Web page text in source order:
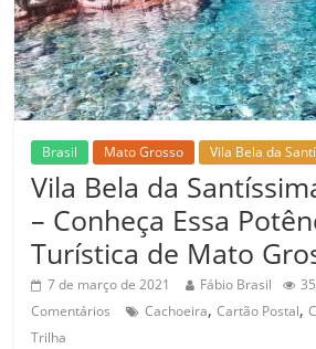
Brasil Mato Grosso Vila Bela da
Vila Bela da
– Conheça Essa
Turística de Mato
7 de março de 2021 Fábio Brasil
Comentários
Cachoeira,Cartão Postal,
Trilha